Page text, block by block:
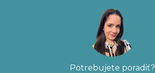
Potrebujete poradiť?